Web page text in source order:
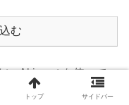
む
に Akismet を使って
の詳細はこちらをご覧
トップ サイドバー